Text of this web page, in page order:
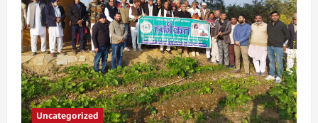
Uncategorized